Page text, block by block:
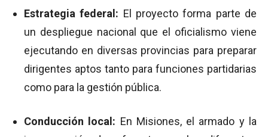
Estrategia federal: El proyecto forma parte de
un despliegue nacional que el oficialismo viene
ejecutando en diversas provincias para preparar
dirigentes aptos tanto para funciones partidarias
como para la gestión pública.
Conducción local: En Misiones, el armado y la